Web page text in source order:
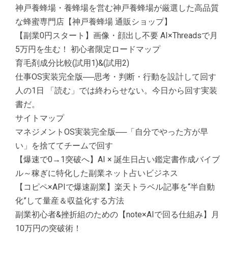
神戸養蜂場・養蜂場を営む神戸養蜂場が厳選した高品質
な蜂蜜専門店【神戸養蜂場 通販ショップ】
【副業0円スタート】画像・顔出し不要 AI×Threadsで月
5万円を生む！ 初心者限定ロードマップ
育毛剤成分比較(試用1)&(試用2)
仕事OS実装完全版──思考・判断・行動を設計して回す
人の1日 「読む」では終わらせない。今日から回す実装
書だ。
サイトマップ
マネジメントOS実装完全版──「自分でやった方が早
い」を捨ててチームで回す
【爆速で0→1突破へ】AI × 誕生日占い鑑定書作成バイブ
ル～稼ぎに特化した副業ネット占いビジネス
【コピペ×APIで爆速副業】楽天トラベル記事を“半自動
化”して量産＆収益化する方法
副業初心者&挫折組のための【note×AIで回る仕組み】月
10万円の突破術！